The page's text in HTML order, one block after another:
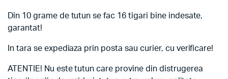
Din 10 grame de tutun se fac 16 tigari bine indesate,
garantat!
In tara se expediaza prin posta sau curier, cu verificare!
ATENTIE! Nu este tutun care provine din distrugerea